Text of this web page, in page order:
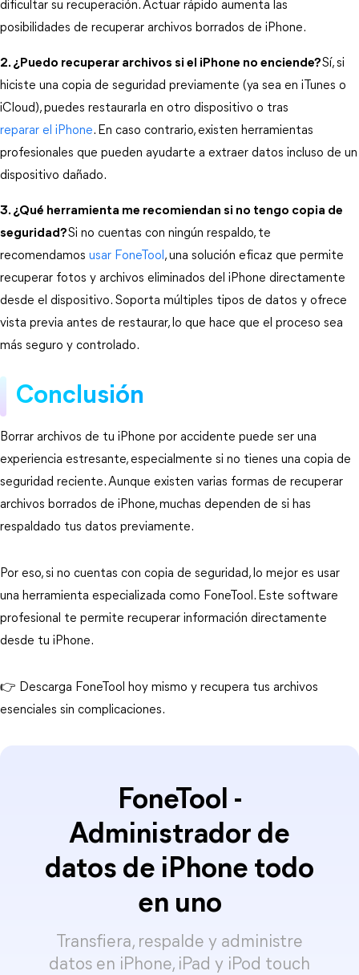
dificultar su recuperación. Actuar rápido aumenta las
posibilidades de recuperar archivos borrados de iPhone.
2. ¿Puedo recuperar archivos si el iPhone no enciende?Sí, si
hiciste una copia de seguridad previamente (ya sea en iTunes o
iCloud), puedes restaurarla en otro dispositivo o tras
reparar el iPhone. En caso contrario, existen herramientas
profesionales que pueden ayudarte a extraer datos incluso de un
dispositivo dañado.
3. ¿Qué herramienta me recomiendan si no tengo copia de
seguridad?Si no cuentas con ningún respaldo, te
recomendamos usar FoneTool , una solución eficaz que permite
recuperar fotos y archivos eliminados del iPhone directamente
desde el dispositivo. Soporta múltiples tipos de datos y ofrece
vista previa antes de restaurar, lo que hace que el proceso sea
más seguro y controlado.
Conclusión
Borrar archivos de tu iPhone por accidente puede ser una
experiencia estresante, especialmente si no tienes una copia de
seguridad reciente. Aunque existen varias formas de recuperar
archivos borrados de iPhone, muchas dependen de si has
respaldado tus datos previamente.
Por eso, si no cuentas con copia de seguridad, lo mejor es usar
una herramienta especializada como FoneTool. Este software
profesional te permite recuperar información directamente
desde tu iPhone.
👉 Descarga FoneTool hoy mismo y recupera tus archivos
esenciales sin complicaciones.
FoneTool -
Administrador de
datos de iPhone todo
en uno
Transfiera, respalde y administre
datos en iPhone, iPad y iPod touch